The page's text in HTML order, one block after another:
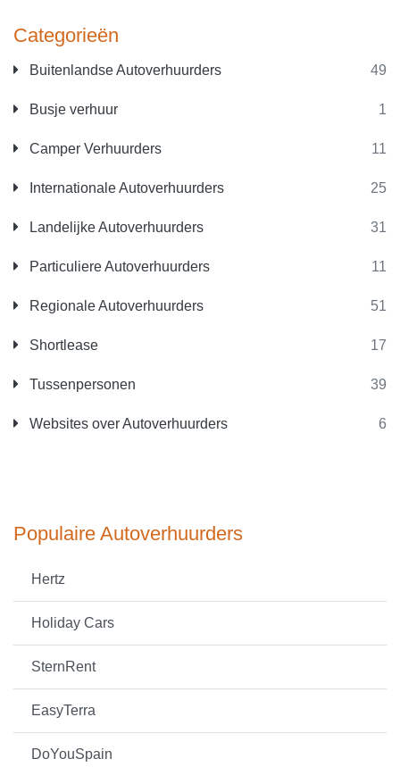
Categorieën
Buitenlandse Autoverhuurders 49
Busje verhuur 1
Camper Verhuurders 11
Internationale Autoverhuurders 25
Landelijke Autoverhuurders 31
Particuliere Autoverhuurders 11
Regionale Autoverhuurders 51
Shortlease 17
Tussenpersonen 39
Websites over Autoverhuurders 6
Populaire Autoverhuurders
Hertz
Holiday Cars
SternRent
EasyTerra
DoYouSpain